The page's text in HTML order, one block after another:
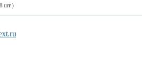
шт.)